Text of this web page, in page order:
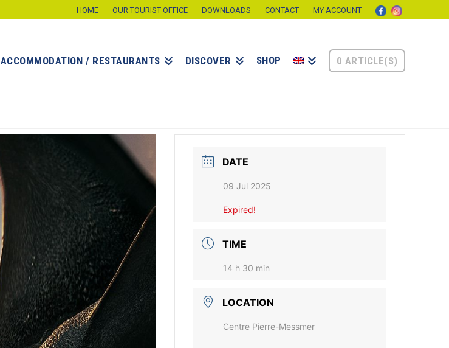
HOME OUR TOURIST OFFICE DOWNLOADS CONTACT MY ACCOUNT
ACCOMMODATION / RESTAURANTS DISCOVER SHOP 0 ARTICLE(S)
DATE
09 Jul 2025
Expired!
TIME
14 h 30 min
LOCATION
Centre Pierre-Messmer